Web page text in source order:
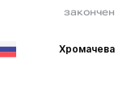
закончен
Хромачева